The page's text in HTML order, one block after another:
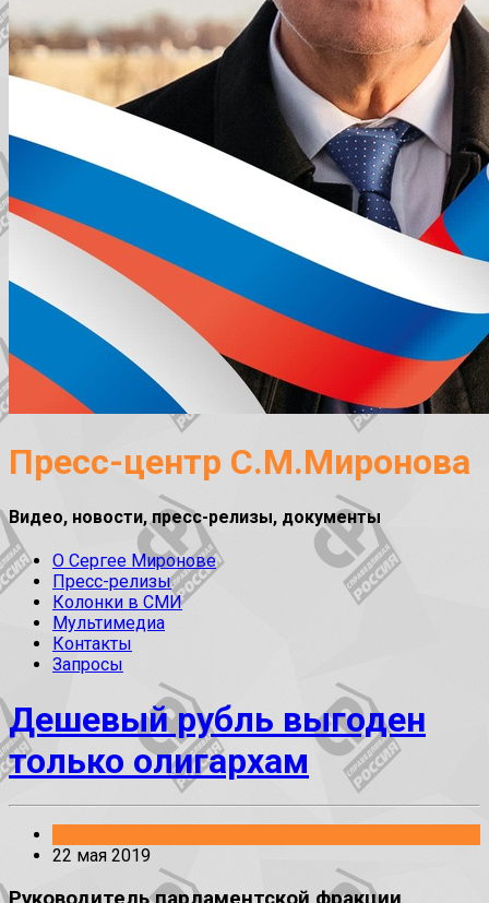
Пресс-центр С.М.Миронова
Видео, новости, пресс-релизы, документы
О Сергее Миронове
Пресс-релизы
Колонки в СМИ
Мультимедиа
Контакты
Запросы
Дешевый рубль выгоден
только олигархам
22 мая 2019